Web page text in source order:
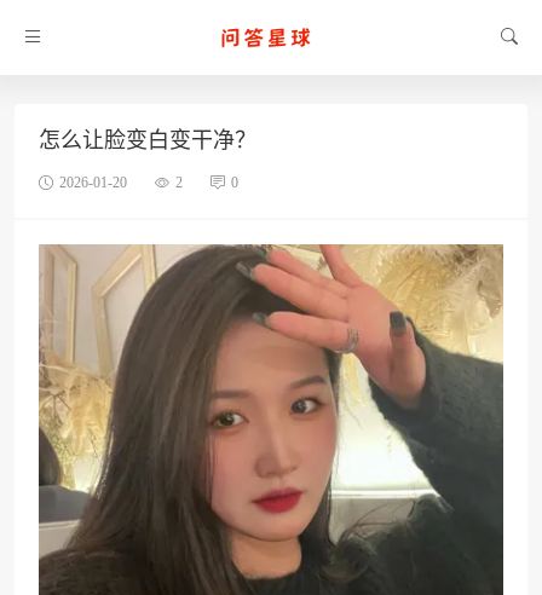
怎么让脸变白变干净？
2026-01-20 2 0